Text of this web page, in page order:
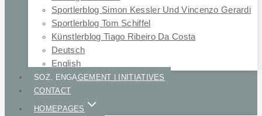
Sportlerblog Simon Kessler Und Vincenzo Gerardi
Sportlerblog Tom Schiffel
Künstlerblog Tiago Ribeiro Da Costa
Deutsch
English
SOZ. ENGAGEMENT | INITIATIVES
CONTACT
HOMEPAGES